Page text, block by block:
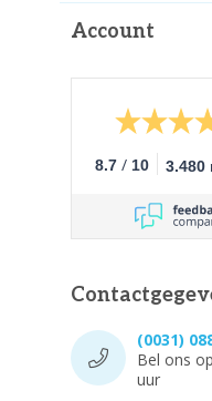
Account
8.7 / 10 3.480
(0031)
Bel ons
uur